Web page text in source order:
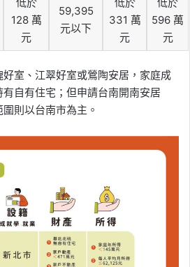
128 萬
元
59,395
元以下
331 萬
元
596 萬
元
室、江翠好室或鶯陶安居，家庭成
自有住宅；但申請台南開南安居
則以台南市為主。